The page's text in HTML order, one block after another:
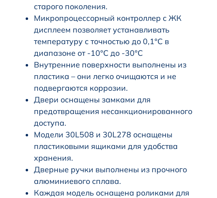
старого поколения.
Микропроцессорный контроллер с ЖК
дисплеем позволяет устанавливать
температуру с точностью до 0,1°С в
диапазоне от -10°C до -30°C
Внутренние поверхности выполнены из
пластика – они легко очищаются и не
подвергаются коррозии.
Двери оснащены замками для
предотвращения несанкционированного
доступа.
Модели 30L508 и 30L278 оснащены
пластиковыми ящиками для удобства
хранения.
Дверные ручки выполнены из прочного
алюминиевого сплава.
Каждая модель оснащена роликами для